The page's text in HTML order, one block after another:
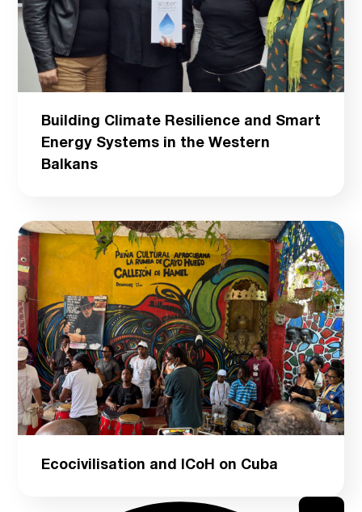
Building Climate Resilience and Smart
Energy Systems in the Western
Balkans
Ecocivilisation and ICoH on Cuba